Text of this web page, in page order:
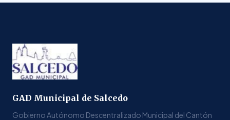
GAD Municipal de Salcedo
Gobierno Autónomo Descentralizado Municipal del Cantón